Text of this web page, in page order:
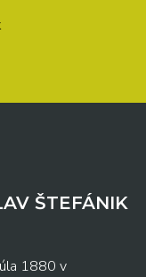
ŠTEFÁNIK
1880 v